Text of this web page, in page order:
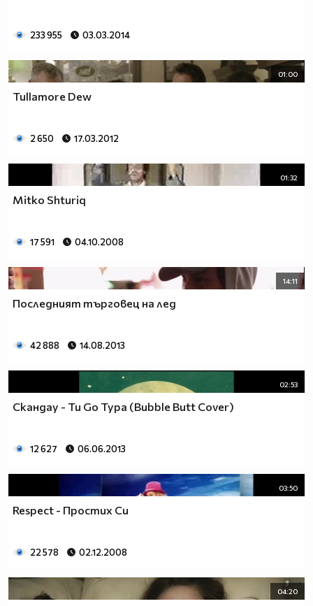
233 955 03.03.2014
01:00
Tullamore Dew
2 650 17.03.2012
01:32
Mitko Shturiq
17 591 04.10.2008
14:11
Последният търговец на лед
42 888 14.08.2013
02:53
Скандау - Ти Go Тура (Bubble Butt Cover)
12 627 06.06.2013
03:50
Respect - Простих Си
22 578 02.12.2008
04:20